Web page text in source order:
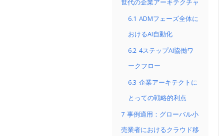
世代の企業アーキテクチャ
6.1 ADMフェーズ全体に
おけるAI自動化
6.2 4ステップAI協働ワ
ークフロー
6.3 企業アーキテクトに
とっての戦略的利点
7 事例適用：グローバル小
売業者におけるクラウド移